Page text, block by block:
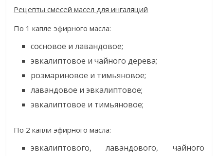
Рецепты смесей масел для ингаляций
По 1 капле эфирного масла:
сосновое и лавандовое;
эвкалиптовое и чайного дерева;
розмариновое и тимьяновое;
лавандовое и эвкалиптовое;
эвкалиптовое и тимьяновое;
По 2 капли эфирного масла:
эвкалиптового, лавандового, чайного